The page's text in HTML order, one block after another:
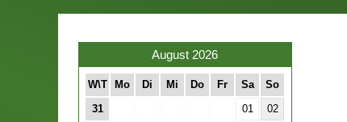
August 2026
W\T Mo Di Mi Do Fr Sa So
31 01 02